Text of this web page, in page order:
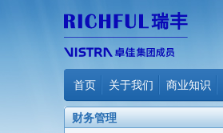
首页 关于我们 商业知识
财务管理